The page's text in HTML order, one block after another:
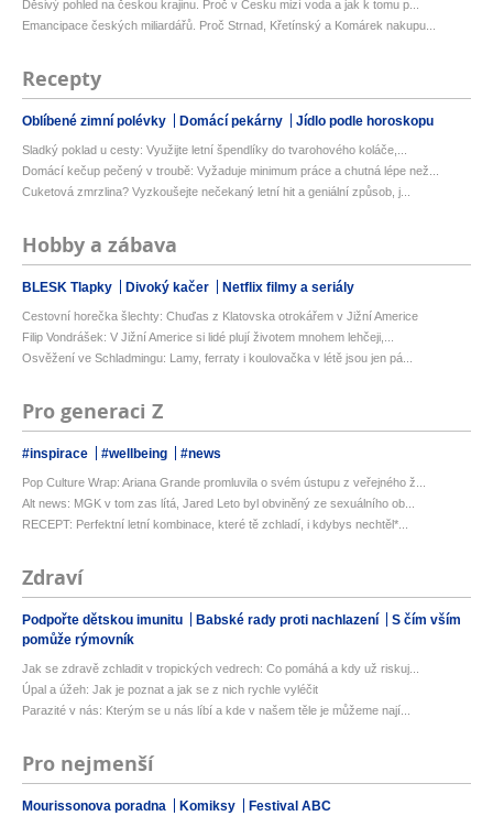
Děsivý pohled na českou krajinu. Proč v Česku mizí voda a jak k tomu p...
Emancipace českých miliardářů. Proč Strnad, Křetínský a Komárek nakupu...
Recepty
Oblíbené zimní polévky Domácí pekárny Jídlo podle horoskopu
Sladký poklad u cesty: Využijte letní špendlíky do tvarohového koláče,...
Domácí kečup pečený v troubě: Vyžaduje minimum práce a chutná lépe než...
Cuketová zmrzlina? Vyzkoušejte nečekaný letní hit a geniální způsob, j...
Hobby a zábava
BLESK Tlapky Divoký kačer Netflix filmy a seriály
Cestovní horečka šlechty: Chuďas z Klatovska otrokářem v Jižní Americe
Filip Vondrášek: V Jižní Americe si lidé plují životem mnohem lehčeji,...
Osvěžení ve Schladmingu: Lamy, ferraty i koulovačka v létě jsou jen pá...
Pro generaci Z
#inspirace #wellbeing #news
Pop Culture Wrap: Ariana Grande promluvila o svém ústupu z veřejného ž...
Alt news: MGK v tom zas lítá, Jared Leto byl obviněný ze sexuálního ob...
RECEPT: Perfektní letní kombinace, které tě zchladí, i kdybys nechtěl*...
Zdraví
Podpořte dětskou imunitu Babské rady proti nachlazení
S čím vším
pomůže rýmovník
Jak se zdravě zchladit v tropických vedrech: Co pomáhá a kdy už riskuj...
Úpal a úžeh: Jak je poznat a jak se z nich rychle vyléčit
Parazité v nás: Kterým se u nás líbí a kde v našem těle je můžeme nají...
Pro nejmenší
Mourissonova poradna Komiksy Festival ABC